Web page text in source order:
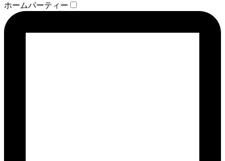
ホームパーティー